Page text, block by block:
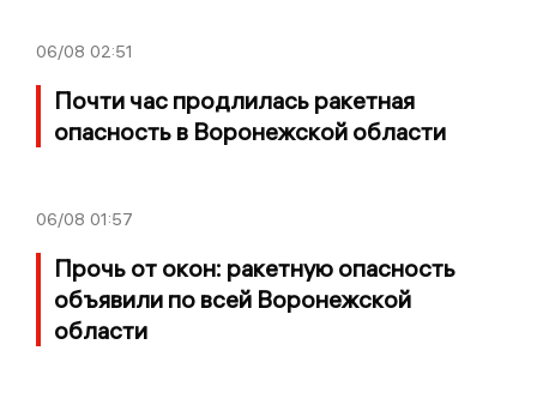
06/08 02:51
Почти час продлилась ракетная
опасность в Воронежской области
06/08 01:57
Прочь от окон: ракетную опасность
объявили по всей Воронежской
области